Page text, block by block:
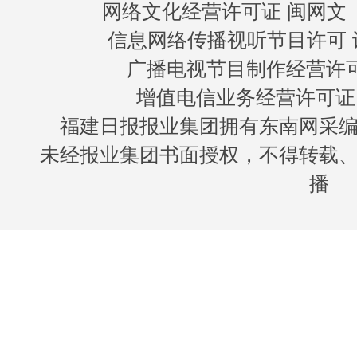
网络文化经营许可证 闽网文
信息网络传播视听节目许可
广播电视节目制作经营许
增值电信业务经营许可
福建日报报业集团拥有东南网采
未经报业集团书面授权，不得转载
播